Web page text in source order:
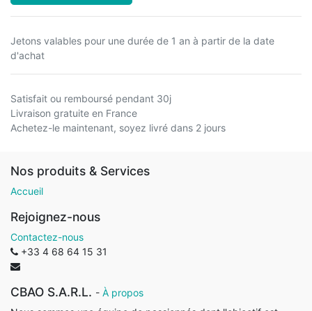
Jetons valables pour une durée de 1 an à partir de la date
d'achat
Satisfait ou remboursé pendant 30j
Livraison gratuite en France
Achetez-le maintenant, soyez livré dans 2 jours
Nos produits & Services
Accueil
Rejoignez-nous
Contactez-nous
+33 4 68 64 15 31
CBAO S.A.R.L. - À propos